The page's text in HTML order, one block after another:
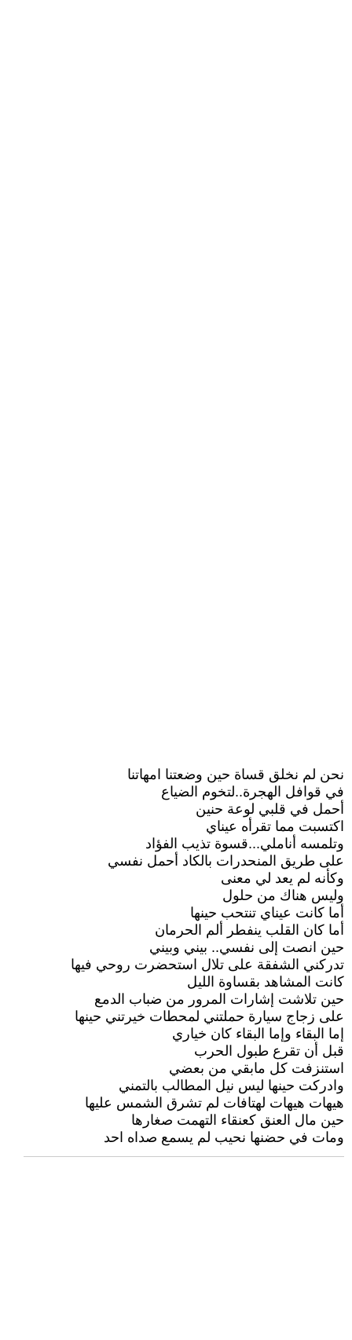
نحن لم نخلق قساة حين وضعتنا امهاتنا
في قوافل الهجرة..لتخوم الضياع
أحمل في قلبي لوعة حنين
اكتسبت مما تقرأه عيناي
وتلمسه أناملي...قسوة تذيب الفؤاد
على طريق المنحدرات بالكاد أحمل نفسي
وكأنه لم يعد لي معنى
وليس هناك من حلول
أما كانت عيناي تنتحب حينها
أما كان القلب ينفطر ألم الحرمان
حين انصت إلى نفسي.. بيني وبيني
تدركني الشفقة على تلال استحضرت روحي فيها
كانت المشاهد بقساوة الليل
حين تلاشت إشارات المرور من ضباب الدمع
على زجاج سيارة حملتني لمحطات خيرتني حينها
إما البقاء وإما البقاء كان خياري
قبل أن تقرع طبول الحرب
استنزفت كل مابقي من بعضي
وادركت حينها ليس نيل المطالب بالتمني
هيهات هيهات لهتافات لم تشرق الشمس عليها
حين مال العنق كعنقاء التهمت صغارها
ومات في حضنها نحيب لم يسمع صداه احد